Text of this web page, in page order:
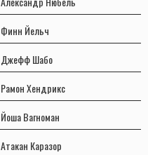
Финн Йельч
Джефф Шабо
Рамон Хендрикс
Йоша Вагноман
Атакан Каразор